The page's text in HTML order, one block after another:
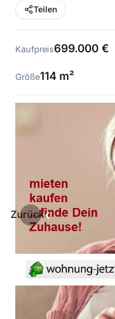
Teilen
Kaufpreis699.000 €
Größe114 m²
Zurück